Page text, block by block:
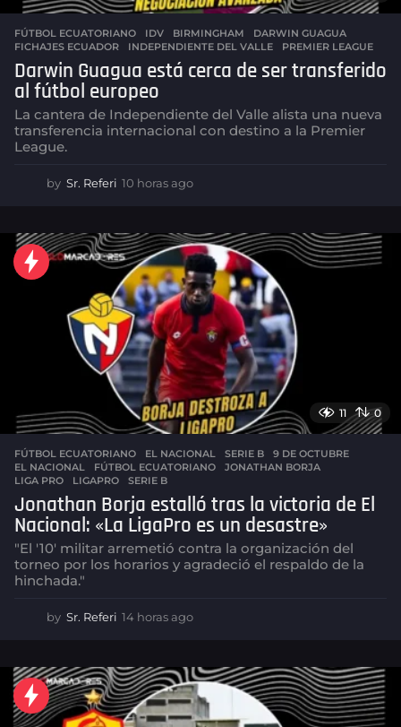
FÚTBOL ECUATORIANO ,IDV BIRMINGHAM ,DARWIN GUAGUA
FICHAJES ECUADOR
,INDEPENDIENTE DEL VALLE ,PREMIER LEAGUE
Darwin Guagua está cerca de ser transferido
al fútbol europeo
La cantera de Independiente del Valle alista una nueva
transferencia internacional con destino a la Premier
League.
by Sr. Referi 10 horas ago
o
r
a
s
a
g
o
11 0
FÚTBOL ECUATORIANO ,EL NACIONAL ,SERIE B 9 DE OCTUBRE
EL NACIONAL
,FÚTBOL ECUATORIANO ,JONATHAN BORJA
LIGA PRO
,LIGAPRO ,SERIE B
Jonathan Borja estalló tras la victoria de El
Nacional: «La LigaPro es un desastre»
"El '10' militar arremetió contra la organización del
torneo por los horarios y agradeció el respaldo de la
hinchada."
by Sr. Referi 14 horas ago
o
r
a
s